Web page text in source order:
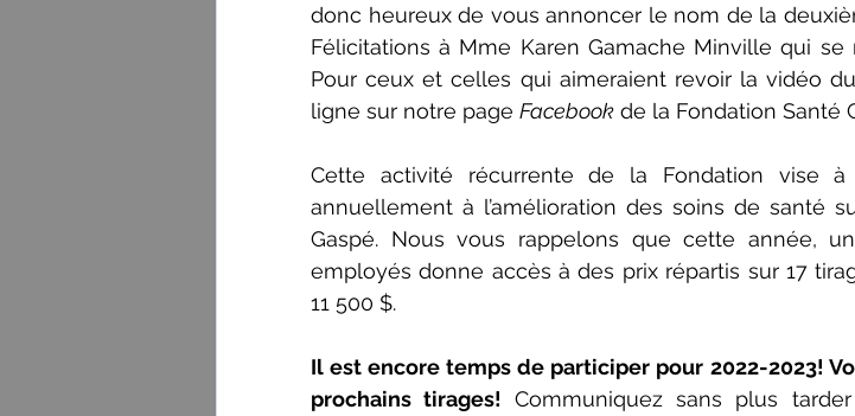
donc heureux de vous annoncer le nom de la
Félicitations à Mme Karen Gamache Minville qui
Pour ceux et celles qui aimeraient revoir la vidéo
ligne sur notre page Facebook de la Fondation Santé
Cette activité récurrente de la Fondation vise
annuellement à l’amélioration des soins de santé
Gaspé. Nous vous rappelons que cette année,
employés donne accès à des prix répartis sur 17
11 500 $.
Il est encore temps de participer pour 2022-2023!
prochains tirages! Communiquez sans plus